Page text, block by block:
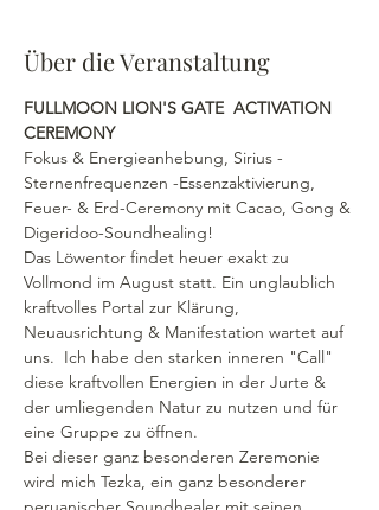
Über die Veranstaltung
FULLMOON LION'S GATE  ACTIVATION
CEREMONY
Fokus & Energieanhebung, Sirius -
Sternenfrequenzen -Essenzaktivierung,
Feuer- & Erd-Ceremony mit Cacao, Gong &
Digeridoo-Soundhealing!
Das Löwentor findet heuer exakt zu
Vollmond im August statt. Ein unglaublich
kraftvolles Portal zur Klärung,
Neuausrichtung & Manifestation wartet auf
uns.  Ich habe den starken inneren "Call"
diese kraftvollen Energien in der Jurte &
der umliegenden Natur zu nutzen und für
eine Gruppe zu öffnen.
Bei dieser ganz besonderen Zeremonie
wird mich Tezka, ein ganz besonderer